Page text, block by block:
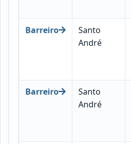
Barreiro
Santo
André
Barreiro
Santo
André